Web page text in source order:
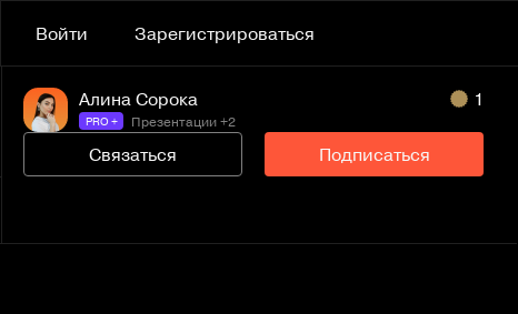
Войти Зарегистрироваться
Алина Сорока
PRO + Презентации +2
1
Связаться Подписаться